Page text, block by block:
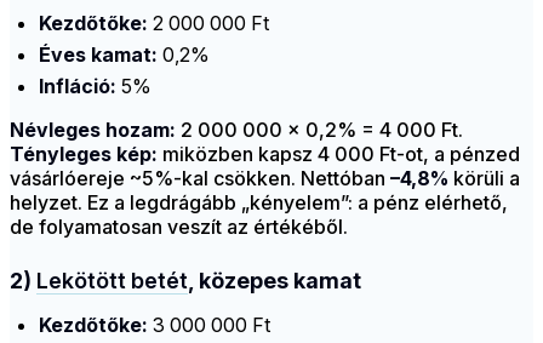
Kezdőtőke: 2 000 000 Ft
Éves kamat: 0,2%
Infláció: 5%
Névleges hozam: 2 000 000 × 0,2% = 4 000 Ft.
Tényleges kép: miközben kapsz 4 000 Ft-ot, a pénzed
vásárlóereje ~5%-kal csökken. Nettóban –4,8% körüli a
helyzet. Ez a legdrágább „kényelem”: a pénz elérhető,
de folyamatosan veszít az értékéből.
2) Lekötött betét, közepes kamat
Kezdőtőke: 3 000 000 Ft